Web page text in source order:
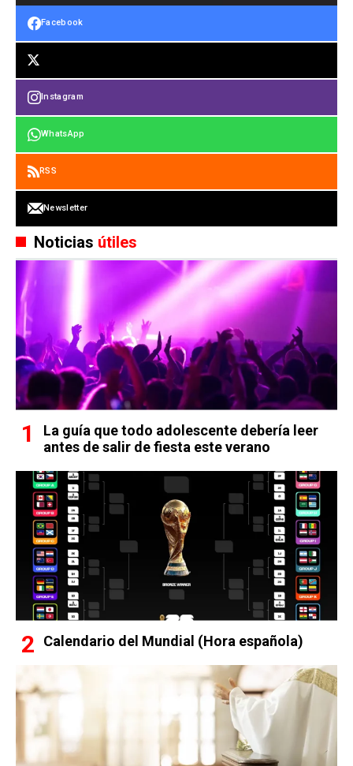
Facebook
Instagram
WhatsApp
RSS
Newsletter
Noticias útiles
La guía que todo adolescente debería leer
antes de salir de fiesta este verano
Calendario del Mundial (Hora española)